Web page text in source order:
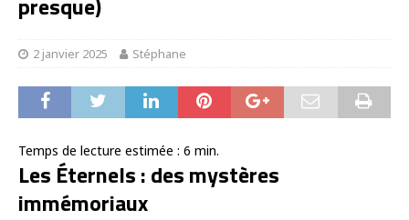
2 janvier 2025 Stéphane
Temps de lecture estimée : 6 min.
Les Éternels : des mystères
immémoriaux